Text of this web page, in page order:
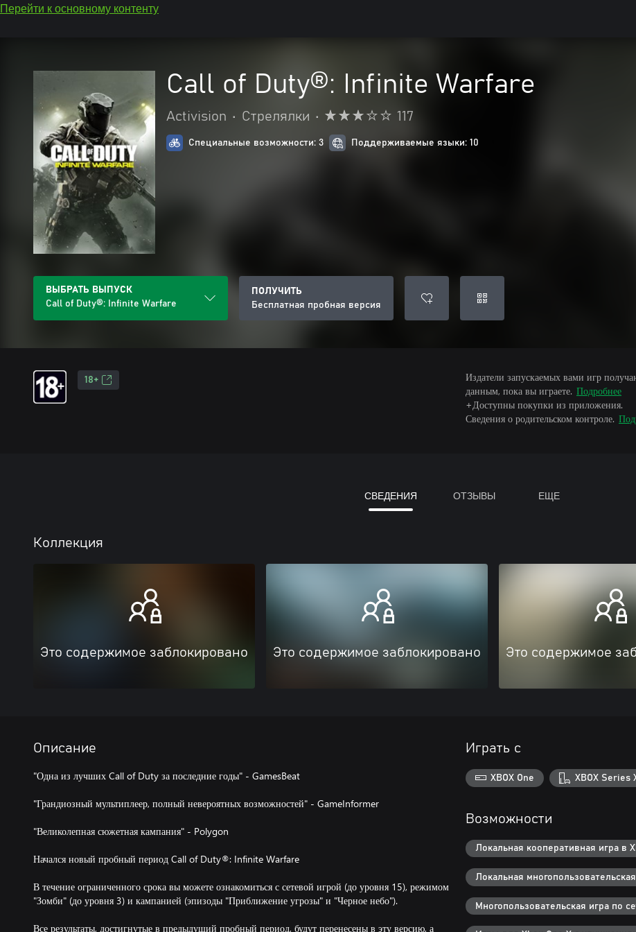
Перейти к основному контенту
Call of Duty®: Infinite Warfare
Activision • Стрелялки • 117
Специальные возможности: 3 Поддерживаемые языки: 10
ВЫБРАТЬ ВЫПУСК
Call of Duty®: Infinite Warfare
ПОЛУЧИТЬ
Бесплатная пробная версия
18+
Издатели запускаемых вами игр
данным, пока вы играете. Подробнее
+Доступны покупки из приложения.
Сведения о родительском контроле.
СВЕДЕНИЯ ОТЗЫВЫ ЕЩЕ
Коллекция
Это содержимое заблокировано Это содержимое заблокировано Это содержимое
Описание
"Одна из лучших Call of Duty за последние годы" - GamesBeat
"Грандиозный мультиплеер, полный невероятных возможностей" - GameInformer
"Великолепная сюжетная кампания" - Polygon
Начался новый пробный период Call of Duty®: Infinite Warfare
В течение ограниченного срока вы можете ознакомиться с сетевой игрой (до уровня 15), режимом
"Зомби" (до уровня 3) и кампанией (эпизоды "Приближение угрозы" и "Черное небо").
Все результаты, достигнутые в предыдущий пробный период, будут перенесены в эту версию, а
Играть с
XBOX One XBOX Series
Возможности
Локальная кооперативная игра в
Локальная
Многопользовательская игра по